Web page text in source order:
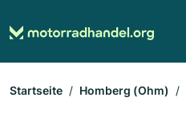
Startseite Homberg (Ohm)